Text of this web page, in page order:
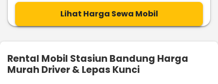
Lihat Harga Sewa Mobil
Rental Mobil Stasiun Bandung Harga
Murah Driver & Lepas Kunci